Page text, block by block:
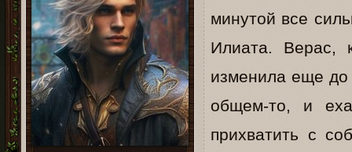
минутой все
Илиата. Верас,
изменила еще до
общем-то, и
прихватить с